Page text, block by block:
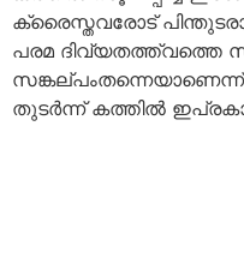
ക്രൈസ്തവരോട്
പരമ ദിവ്യതത്ത്വത്തെ
തുടര്‍ന്ന് കത്തില്‍